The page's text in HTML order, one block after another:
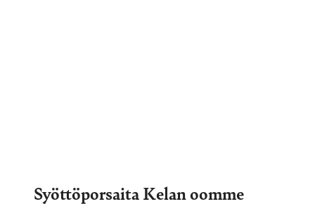
Syöttöporsaita Kelan oomme